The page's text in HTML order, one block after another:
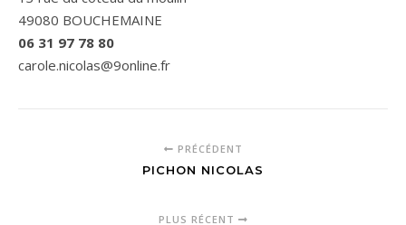
49080 BOUCHEMAINE
06 31 97 78 80
carole.nicolas@9online.fr
PRÉCÉDENT
PICHON NICOLAS
PLUS RÉCENT